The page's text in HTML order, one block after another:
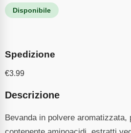
Disponibile
Spedizione
€3.99
Descrizione
Bevanda in polvere aromatizzata,